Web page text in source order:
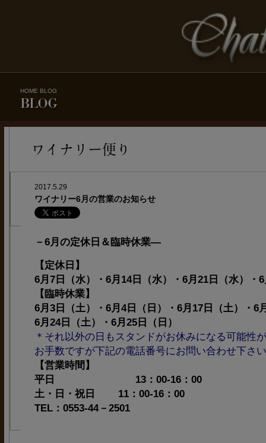
HOME BLOG
2017.5.29
ワイナリー6月の営業のお知らせ
－6月の定休日＆臨時休業―
【定休日】
6月7日（水）・6月14日（水）・6月21日（水）・
【臨時休業】
6月3日（土）・6月4日（日）
・ 6月17日（土）・6
6月24日（土）
・ 6月25日（日）
＊それ以外の日もスタンドがお休みになる可能性
お手数ですが下記の電話番号にお問い合わせ下さ
【営業時間】
平日 13：00-16：00
土・日・祝日 11：00-16：00
TEL：0553-44－2501